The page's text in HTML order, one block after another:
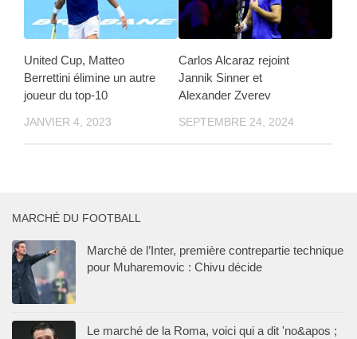
United Cup, Matteo
Berrettini élimine un autre
joueur du top-10
JANVIER 4, 2023
Carlos Alcaraz rejoint
Jannik Sinner et
Alexander Zverev
SEPTEMBRE 24, 2024
MARCHÉ DU FOOTBALL
Marché de l’Inter, première contrepartie technique
pour Muharemovic : Chivu décide
Le marché de la Roma, voici qui a dit 'no&apos ;